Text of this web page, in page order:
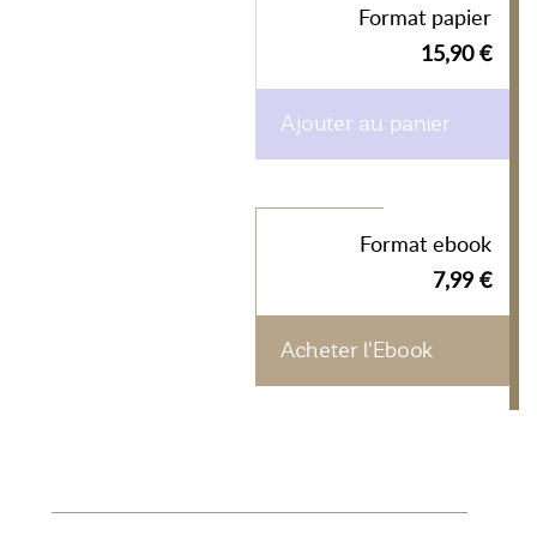
Format papier
15,90 €
Ajouter au panier
Format ebook
7,99 €
Acheter l'Ebook